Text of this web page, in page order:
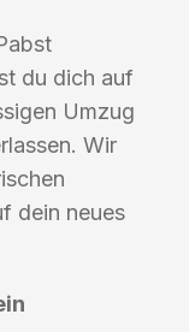
du dich auf
Umzug
Wir
dein neues